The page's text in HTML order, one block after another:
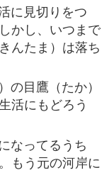
に見切りをつ
かし、いつまで
んたま）は落ち
目鷹（たか）
活にもどろう
なってるうち
もう元の河岸に